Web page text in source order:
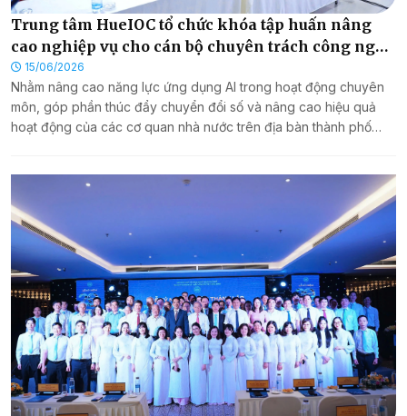
Trung tâm HueIOC tổ chức khóa tập huấn nâng
cao nghiệp vụ cho cán bộ chuyên trách công nghệ
thông tin
15/06/2026
Nhằm nâng cao năng lực ứng dụng AI trong hoạt động chuyên
môn, góp phần thúc đẩy chuyển đổi số và nâng cao hiệu quả
hoạt động của các cơ quan nhà nước trên địa bàn thành phố
chức khóa tập huấn nâng cao nghiệp vụ cho cán bộ chuyên
trách công nghệ thông tin với chuyên đề “Ứng dụng AI trong
công việc năm 2026”.